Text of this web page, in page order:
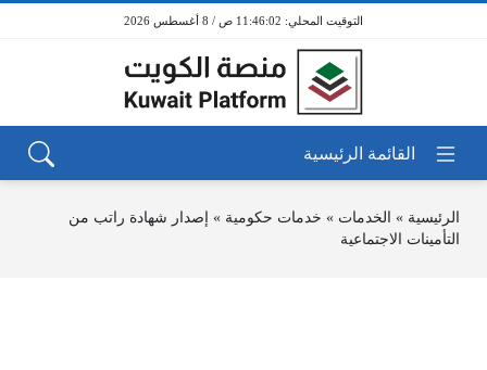
11:46:02 ص / 8 أغسطس 2026
الرئيسية » الخدمات » خدمات حكومية » إصدار شهادة راتب من
التأمينات الاجتماعية